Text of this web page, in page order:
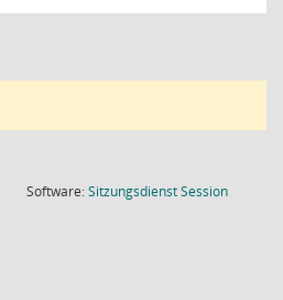
Software:SitzungsdienstSession(Wird in